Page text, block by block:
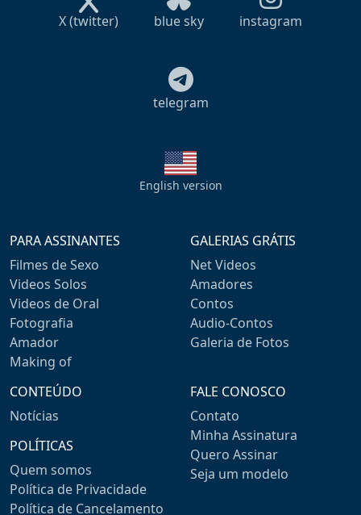
X (twitter) blue sky instagram
telegram
English version
PARA ASSINANTES
Filmes de Sexo
Videos Solos
Videos de Oral
Fotografia
Amador
Making of
GALERIAS GRÁTIS
Net Videos
Amadores
Contos
Audio-Contos
Galeria de Fotos
CONTEÚDO
Notícias
POLÍTICAS
Quem somos
Política de Privacidade
Política de Cancelamento
FALE CONOSCO
Contato
Minha Assinatura
Quero Assinar
Seja um modelo